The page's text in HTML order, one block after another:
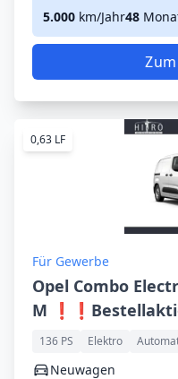
5.000 km/Jahr48
0,63 LF
Für Gewerbe
Opel Combo
M
136 PS Elektro
Neuwagen